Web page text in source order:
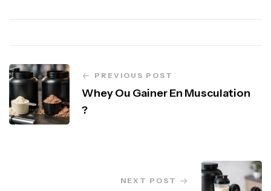
PREVIOUS POST
Whey Ou Gainer En Musculation
?
NEXT POST